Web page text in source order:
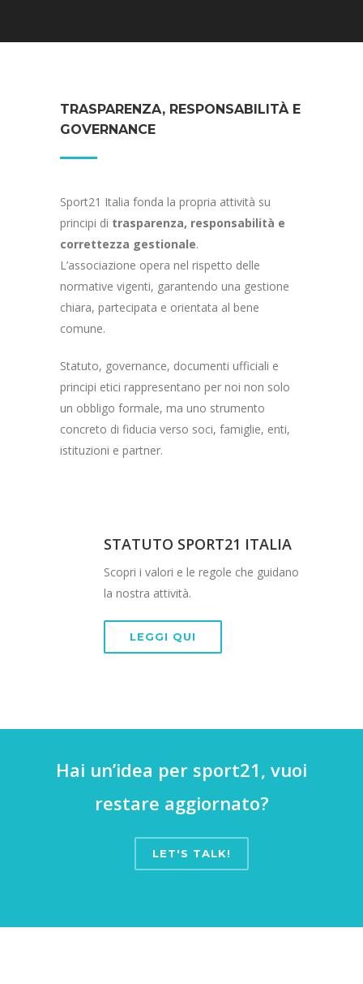
TRASPARENZA, RESPONSABILITÀ E
GOVERNANCE
Sport21 Italia fonda la propria attività su
principi di trasparenza, responsabilità e
correttezza gestionale.
L’associazione opera nel rispetto delle
normative vigenti, garantendo una gestione
chiara, partecipata e orientata al bene
comune.
Statuto, governance, documenti ufficiali e
principi etici rappresentano per noi non solo
un obbligo formale, ma uno strumento
concreto di fiducia verso soci, famiglie, enti,
istituzioni e partner.
STATUTO SPORT21 ITALIA
Scopri i valori e le regole che guidano
la nostra attività.
LEGGI QUI
Hai un’idea per sport21, vuoi
restare aggiornato?
LET'S TALK!